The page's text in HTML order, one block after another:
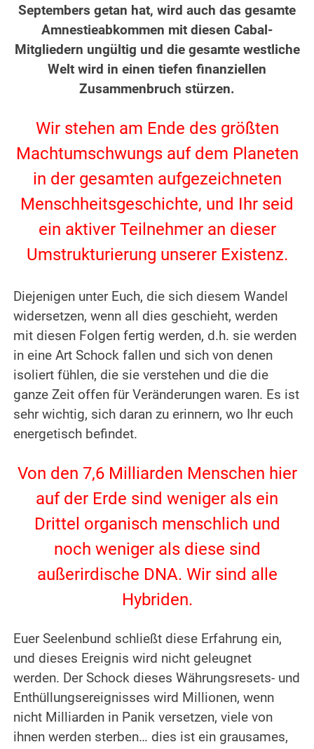
Septembers getan hat, wird auch das gesamte
Amnestieabkommen mit diesen Cabal-
Mitgliedern ungültig und die gesamte westliche
Welt wird in einen tiefen finanziellen
Zusammenbruch stürzen.
Wir stehen am Ende des größten
Machtumschwungs auf dem Planeten
in der gesamten aufgezeichneten
Menschheitsgeschichte, und Ihr seid
ein aktiver Teilnehmer an dieser
Umstrukturierung unserer Existenz.
Diejenigen unter Euch, die sich diesem Wandel
widersetzen, wenn all dies geschieht, werden
mit diesen Folgen fertig werden, d.h. sie werden
in eine Art Schock fallen und sich von denen
isoliert fühlen, die sie verstehen und die die
ganze Zeit offen für Veränderungen waren. Es ist
sehr wichtig, sich daran zu erinnern, wo Ihr euch
energetisch befindet.
Von den 7,6 Milliarden Menschen hier
auf der Erde sind weniger als ein
Drittel organisch menschlich und
noch weniger als diese sind
außerirdische DNA. Wir sind alle
Hybriden.
Euer Seelenbund schließt diese Erfahrung ein,
und dieses Ereignis wird nicht geleugnet
werden. Der Schock dieses Währungsresets- und
Enthüllungsereignisses wird Millionen, wenn
nicht Milliarden in Panik versetzen, viele von
ihnen werden sterben… dies ist ein grausames,